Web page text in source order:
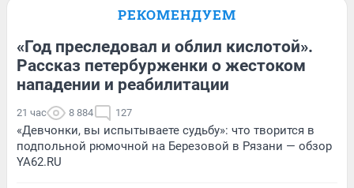
РЕКОМЕНДУЕМ
«Год преследовал и облил кислотой».
Рассказ петербурженки о жестоком
нападении и реабилитации
21 час 8 884 127
«Девчонки, вы испытываете судьбу»: что творится в
подпольной рюмочной на Березовой в Рязани — обзор
YA62.RU